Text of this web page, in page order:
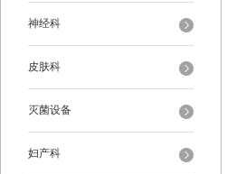
神经科
皮肤科
灭菌设备
妇产科